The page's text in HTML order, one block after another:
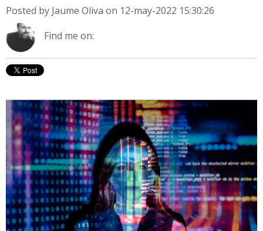
Posted by Jaume Oliva on 12-may-2022 15:30:26
Find me on: